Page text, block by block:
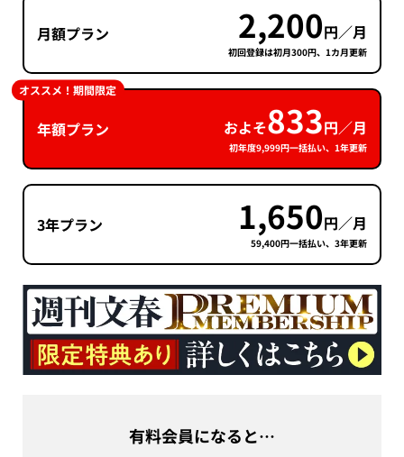
月額プラン 2,200円／月
初回登録は初月300円、1カ月更新
年額プラン およそ833円／月
初年度9,999円一括払い、1年更新
オススメ！期間限定
3年プラン 1,650円／月
59,400円一括払い、3年更新
有料会員になると…